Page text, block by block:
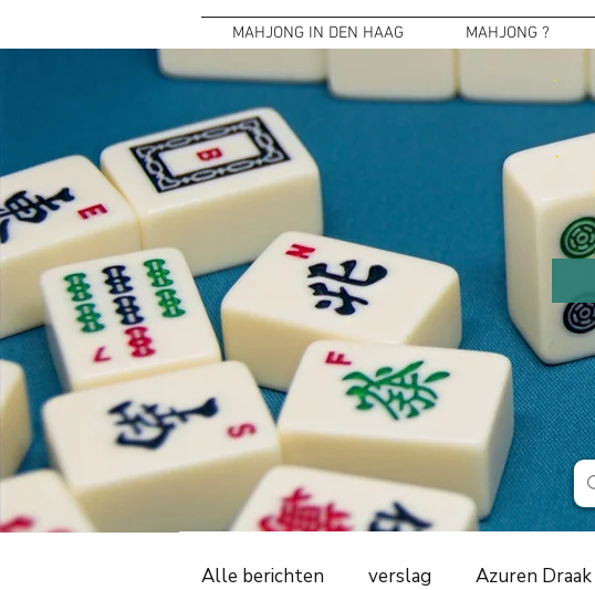
MAHJONG IN DEN HAAG MAHJONG ?
Alle berichten verslag Azuren Draak